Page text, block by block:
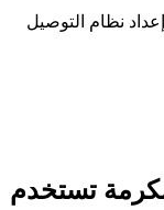
نظام التوصيل
المكرمة تستخدم